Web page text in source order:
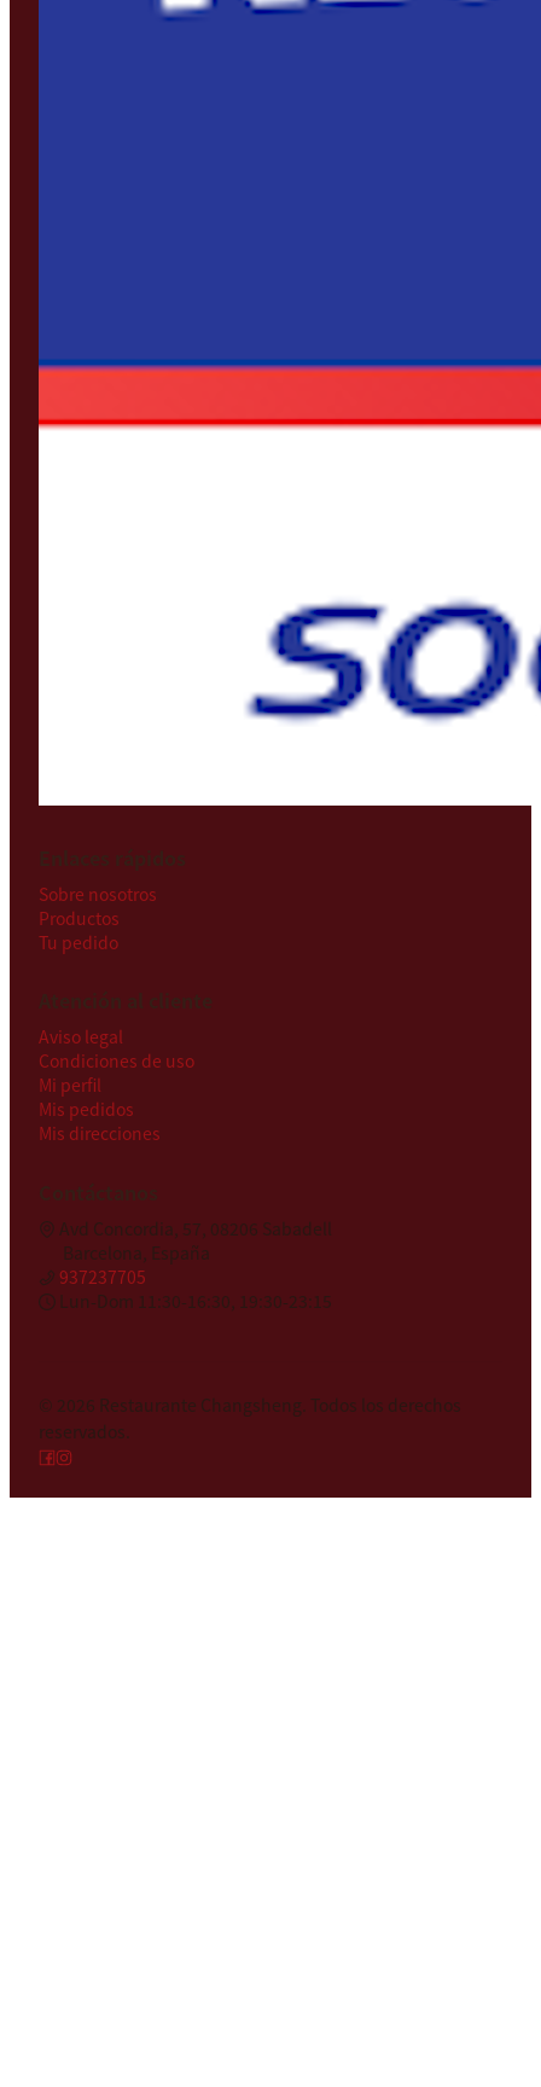
Sobre nosotros
Productos
Tu pedido
Aviso legal
Condiciones de uso
Mi perfil
Mis pedidos
Mis direcciones
Avd Concordia, 57, 08206 Sabadell
Barcelona, España
937237705
Lun-Dom 11:30-16:30, 19:30-23:15
© 2026 Restaurante Changsheng. Todos los derechos
reservados.